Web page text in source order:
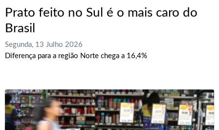
Prato feito no Sul é o mais caro do
Brasil
Segunda, 13 Julho 2026
Diferença para a região Norte chega a 16,4%